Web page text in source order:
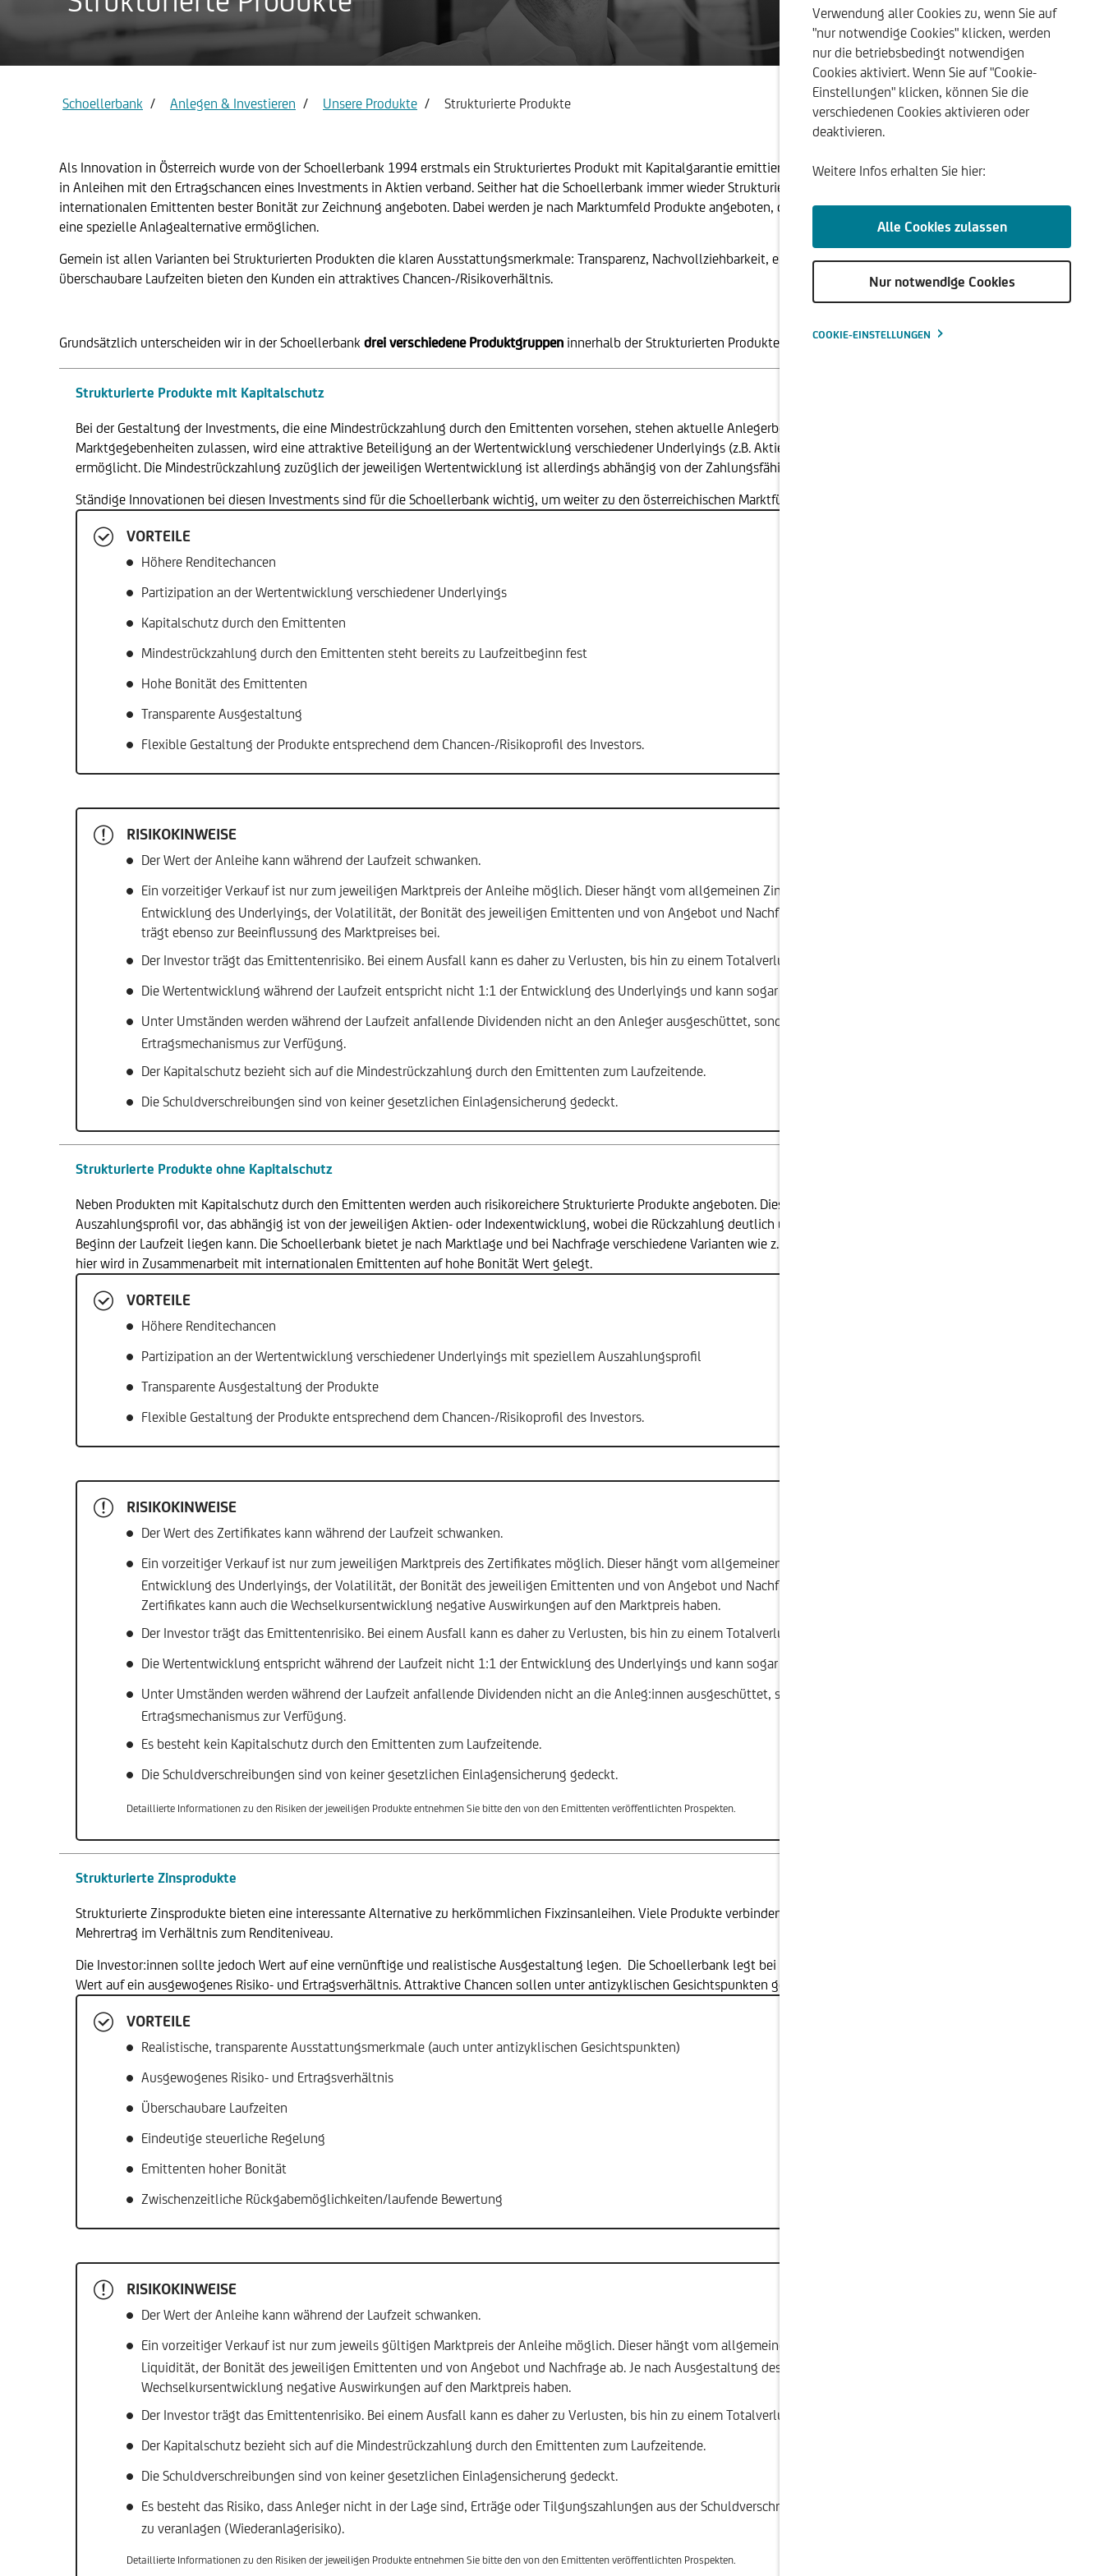
Privatkonto & Visa Infinite Reportservice Erträgnisaufstellung
Schoellerbank Anlegen & Investieren Unsere Produkte Strukturierte Produkte
Als Innovation in Österreich wurde von der Schoellerbank 1994 erstmals ein Strukturiertes Produkt mit Kapitalgarantie emittiert, das die Vorteile einer sicheren Veranlagung
in Anleihen mit den Ertragschancen eines Investments in Aktien verband. Seither hat die Schoellerbank immer wieder Strukturierte Produkte in Zusammenarbeit mit
internationalen Emittenten bester Bonität zur Zeichnung angeboten. Dabei werden je nach Marktumfeld Produkte angeboten, die in ihrer Ausgestaltung einen Mehrwert und
eine spezielle Anlagealternative ermöglichen.
Gemein ist allen Varianten bei Strukturierten Produkten die klaren Ausstattungsmerkmale: Transparenz, Nachvollziehbarkeit, eindeutige steuerliche Regelung und
überschaubare Laufzeiten bieten den Kunden ein attraktives Chancen-/Risikoverhältnis.
Grundsätzlich unterscheiden wir in der Schoellerbank drei verschiedene Produktgruppen innerhalb der Strukturierten Produkte:
Strukturierte Produkte mit Kapitalschutz
Bei der Gestaltung der Investments, die eine Mindestrückzahlung durch den Emittenten vorsehen, stehen aktuelle Anlegerbedürfnisse im Mittelpunkt. Sofern es die
Marktgegebenheiten zulassen, wird eine attraktive Beteiligung an der Wertentwicklung verschiedener Underlyings (z.B. Aktien-, Rohstoff- oder Währungsmärkten)
ermöglicht. Die Mindestrückzahlung zuzüglich der jeweiligen Wertentwicklung ist allerdings abhängig von der Zahlungsfähigkeit des Emittenten.
Ständige Innovationen bei diesen Investments sind für die Schoellerbank wichtig, um weiter zu den österreichischen Marktführen in diesem Segment zu gehören.
VORTEILE
Höhere Renditechancen
Partizipation an der Wertentwicklung verschiedener Underlyings
Kapitalschutz durch den Emittenten
Mindestrückzahlung durch den Emittenten steht bereits zu Laufzeitbeginn fest
Hohe Bonität des Emittenten
Transparente Ausgestaltung
Flexible Gestaltung der Produkte entsprechend dem Chancen-/Risikoprofil des Investors.
RISIKOKINWEISE
Der Wert der Anleihe kann während der Laufzeit schwanken.
Ein vorzeitiger Verkauf ist nur zum jeweiligen Marktpreis der Anleihe möglich. Dieser hängt vom allgemeinen Zinsniveau, der Restlaufzeit, der
Entwicklung des Underlyings, der Volatilität, der Bonität des jeweiligen Emittenten und von Angebot und Nachfrage ab. Ein eventuelles Währungsrisiko
trägt ebenso zur Beeinflussung des Marktpreises bei.
Der Investor trägt das Emittentenrisiko. Bei einem Ausfall kann es daher zu Verlusten, bis hin zu einem Totalverlust, kommen.
Die Wertentwicklung während der Laufzeit entspricht nicht 1:1 der Entwicklung des Underlyings und kann sogar deutlich davon abweichen.
Unter Umständen werden während der Laufzeit anfallende Dividenden nicht an den Anleger ausgeschüttet, sondern stehen der Finanzierung des
Ertragsmechanismus zur Verfügung.
Der Kapitalschutz bezieht sich auf die Mindestrückzahlung durch den Emittenten zum Laufzeitende.
Die Schuldverschreibungen sind von keiner gesetzlichen Einlagensicherung gedeckt.
Strukturierte Produkte ohne Kapitalschutz
Neben Produkten mit Kapitalschutz durch den Emittenten werden auch risikoreichere Strukturierte Produkte angeboten. Diese Produkte sehen ein spezielles
Auszahlungsprofil vor, das abhängig ist von der jeweiligen Aktien- oder Indexentwicklung, wobei die Rückzahlung deutlich unter dem Nennwert des Produkts zu
Beginn der Laufzeit liegen kann. Die Schoellerbank bietet je nach Marktlage und bei Nachfrage verschiedene Varianten wie z.B. Bonus- oder Expresszertifikate an. Auch
hier wird in Zusammenarbeit mit internationalen Emittenten auf hohe Bonität Wert gelegt.
VORTEILE
Höhere Renditechancen
Partizipation an der Wertentwicklung verschiedener Underlyings mit speziellem Auszahlungsprofil
Transparente Ausgestaltung der Produkte
Flexible Gestaltung der Produkte entsprechend dem Chancen-/Risikoprofil des Investors.
RISIKOKINWEISE
Der Wert des Zertifikates kann während der Laufzeit schwanken.
Ein vorzeitiger Verkauf ist nur zum jeweiligen Marktpreis des Zertifikates möglich. Dieser hängt vom allgemeinen Zinsniveau, der Restlaufzeit, der
Entwicklung des Underlyings, der Volatilität, der Bonität des jeweiligen Emittenten und von Angebot und Nachfrage ab. Je nach Ausgestaltung des
Zertifikates kann auch die Wechselkursentwicklung negative Auswirkungen auf den Marktpreis haben.
Der Investor trägt das Emittentenrisiko. Bei einem Ausfall kann es daher zu Verlusten, bis hin zu einem Totalverlust, kommen.
Die Wertentwicklung entspricht während der Laufzeit nicht 1:1 der Entwicklung des Underlyings und kann sogar deutlich davon abweichen.
Unter Umständen werden während der Laufzeit anfallende Dividenden nicht an die Anleg:innen ausgeschüttet, sondern stehen der Finanzierung des
Ertragsmechanismus zur Verfügung.
Es besteht kein Kapitalschutz durch den Emittenten zum Laufzeitende.
Die Schuldverschreibungen sind von keiner gesetzlichen Einlagensicherung gedeckt.
Detaillierte Informationen zu den Risiken der jeweiligen Produkte entnehmen Sie bitte den von den Emittenten veröffentlichten Prospekten.
Strukturierte Zinsprodukte
Strukturierte Zinsprodukte bieten eine interessante Alternative zu herkömmlichen Fixzinsanleihen. Viele Produkte verbinden Sicherheit und Kapitalerhalt mit einem
Mehrertrag im Verhältnis zum Renditeniveau.
Die Investor:innen sollte jedoch Wert auf eine vernünftige und realistische Ausgestaltung legen. Die Schoellerbank legt bei der Ausgestaltung dieser Produkte hohen
Wert auf ein ausgewogenes Risiko- und Ertragsverhältnis. Attraktive Chancen sollen unter antizyklischen Gesichtspunkten genutzt werden.
VORTEILE
Realistische, transparente Ausstattungsmerkmale (auch unter antizyklischen Gesichtspunkten)
Ausgewogenes Risiko- und Ertragsverhältnis
Überschaubare Laufzeiten
Eindeutige steuerliche Regelung
Emittenten hoher Bonität
Zwischenzeitliche Rückgabemöglichkeiten/laufende Bewertung
RISIKOKINWEISE
Der Wert der Anleihe kann während der Laufzeit schwanken.
Ein vorzeitiger Verkauf ist nur zum jeweils gültigen Marktpreis der Anleihe möglich. Dieser hängt vom allgemeinen Zinsniveau, der Restlaufzeit, der
Liquidität, der Bonität des jeweiligen Emittenten und von Angebot und Nachfrage ab. Je nach Ausgestaltung des Zinsproduktes kann auch die
Wechselkursentwicklung negative Auswirkungen auf den Marktpreis haben.
Der Investor trägt das Emittentenrisiko. Bei einem Ausfall kann es daher zu Verlusten, bis hin zu einem Totalverlust, kommen.
Der Kapitalschutz bezieht sich auf die Mindestrückzahlung durch den Emittenten zum Laufzeitende.
Die Schuldverschreibungen sind von keiner gesetzlichen Einlagensicherung gedeckt.
Es besteht das Risiko, dass Anleger nicht in der Lage sind, Erträge oder Tilgungszahlungen aus der Schuldverschreibung zu einer gleichen Rendite wieder
zu veranlagen (Wiederanlagerisiko).
Detaillierte Informationen zu den Risiken der jeweiligen Produkte entnehmen Sie bitte den von den Emittenten veröffentlichten Prospekten.
Verwendung aller Cookies zu, wenn Sie auf
"nur notwendige Cookies" klicken, werden
nur die betriebsbedingt notwendigen
Cookies aktiviert. Wenn Sie auf "Cookie-
Einstellungen" klicken, können Sie die
verschiedenen Cookies aktivieren oder
deaktivieren.
Weitere Infos erhalten Sie hier:
Alle Cookies zulassen
Nur notwendige Cookies
COOKIE-EINSTELLUNGEN